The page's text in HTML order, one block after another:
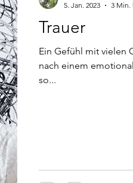
Trauer
Ein Gefühl mit vielen
nach einem
so...
5. Jan. 2023
3 Min.